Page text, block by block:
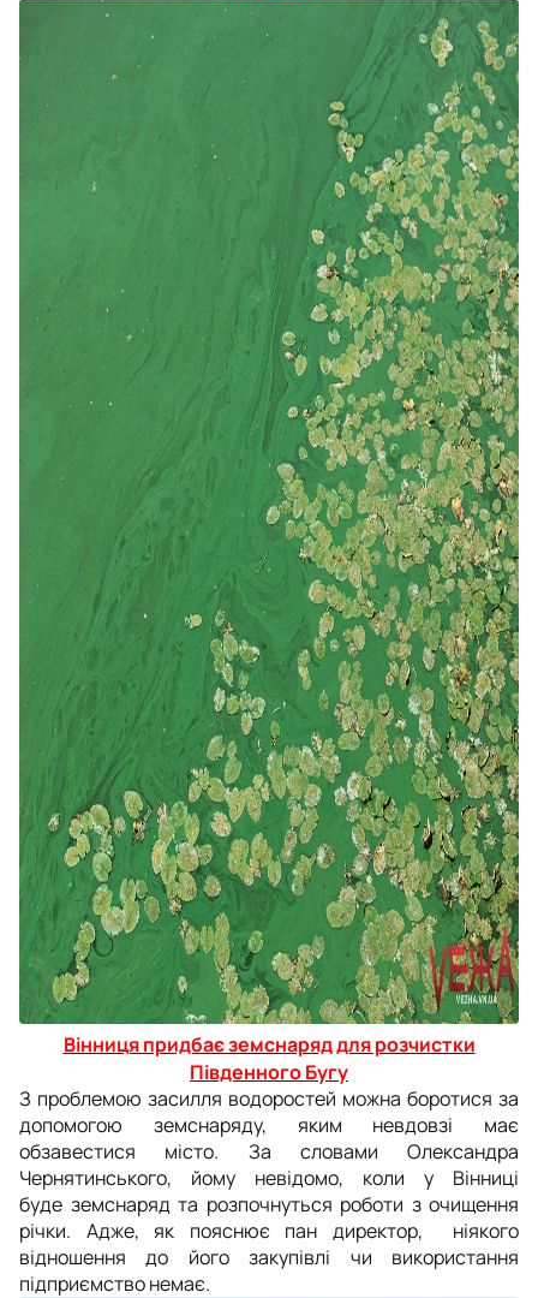
Вінниця придбає земснаряд для розчистки
Південного Бугу
З проблемою засилля водоростей можна боротися за
допомогою земснаряду, яким невдовзі має
обзавестися місто. За словами Олександра
Чернятинського, йому невідомо, коли у Вінниці
буде земснаряд та розпочнуться роботи з очищення
річки. Адже, як пояснює пан директор, ніякого
відношення до його закупівлі чи використання
підприємство немає.